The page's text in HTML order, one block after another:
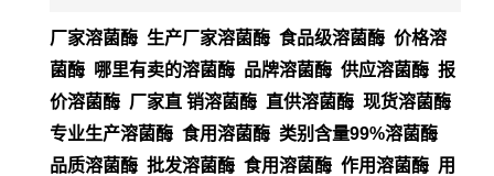
厂家溶菌酶 生产厂家溶菌酶 食品级溶菌酶 价格溶
菌酶 哪里有卖的溶菌酶 品牌溶菌酶 供应溶菌酶 报
价溶菌酶 厂家直 销溶菌酶 直供溶菌酶 现货溶菌酶
专业生产溶菌酶 食用溶菌酶 类别含量99%溶菌酶
品质溶菌酶 批发溶菌酶 食用溶菌酶 作用溶菌酶 用